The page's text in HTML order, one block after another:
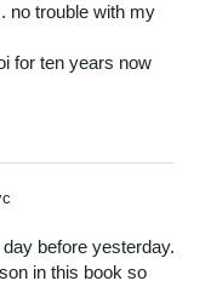
trouble with my
ten years now
before yesterday.
in this book so